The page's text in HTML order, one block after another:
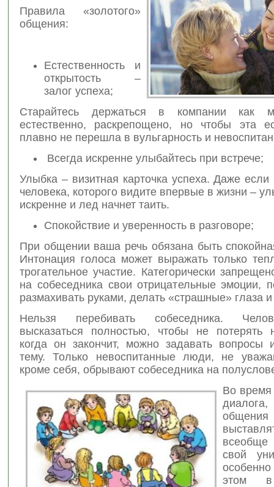
Правила «золотого»
общения:
Естественность и
открытость –
залог успеха;
Старайтесь держаться в компании как
естественно, раскрепощено, но чтобы эта
плавно не перешла в вульгарность и
Всегда искренне улыбайтесь при встрече;
Улыбка – визитная карточка успеха. Даже если
человека, которого видите впервые в жизни –
искренне и лед начнет таить.
Спокойствие и уверенность в разговоре;
При общении ваша речь обязана быть
Интонация голоса может выражать только
трогательное участие. Категорически
на собеседника свои отрицательные эмоции,
размахивать руками, делать «страшные» глаза и
Нельзя перебивать собеседника.
высказаться полностью, чтобы не потерять
когда он закончит, можно задавать вопросы
тему. Только невоспитанные люди, не
кроме себя, обрывают собеседника на
Во время
свой
этом в